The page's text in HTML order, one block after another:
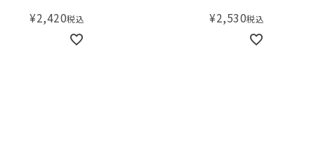
¥2,420税込 ¥2,530税込